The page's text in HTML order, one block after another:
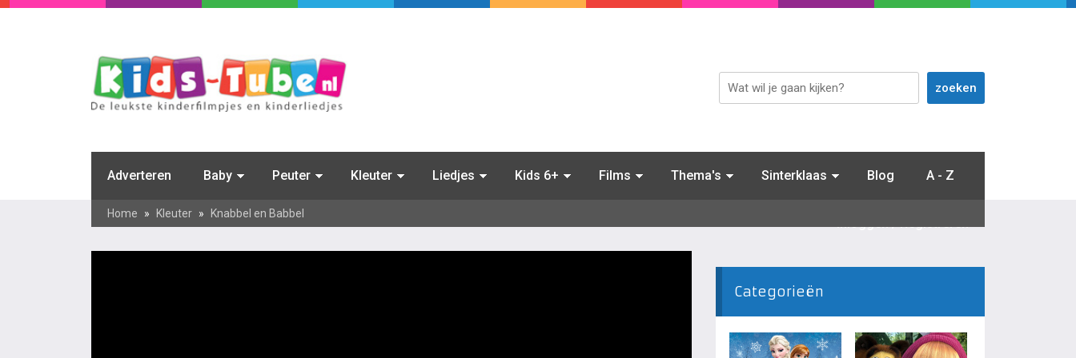
Adverteren Baby Peuter Kleuter Liedjes Kids 6+ Films Thema's Sinterklaas Blog A - Z
Inloggen / Registreren
Home » Kleuter » Knabbel en Babbel
Categorieën